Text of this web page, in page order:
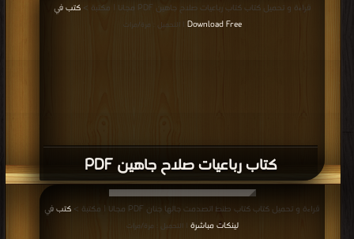
كتاب رباعيات صلاح جاهين PDF
قراءة و تحميل كتاب كتاب رباعيات صلاح جاهين PDF مجانا | مكتبة >
كتب في
Download Free
| التحميل : مرة/مرات
قراءة و تحميل كتاب كتاب طنط اتصدمت جالها جنان PDF مجانا | مكتبة >
كتب في
لينكات مباشرة | التحميل : مرة/مرات